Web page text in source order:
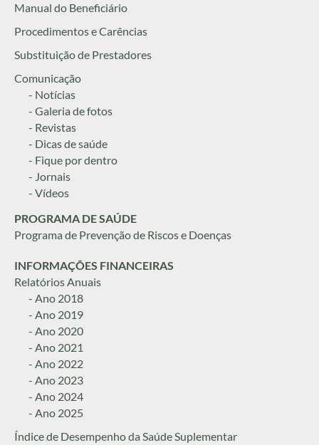
Manual do Beneficiário
Procedimentos e Carências
Substituição de Prestadores
Comunicação
- Notícias
- Galeria de fotos
- Revistas
- Dicas de saúde
- Fique por dentro
- Jornais
- Vídeos
PROGRAMA DE SAÚDE
Programa de Prevenção de Riscos e Doenças
INFORMAÇÕES FINANCEIRAS
Relatórios Anuais
- Ano 2018
- Ano 2019
- Ano 2020
- Ano 2021
- Ano 2022
- Ano 2023
- Ano 2024
- Ano 2025
Índice de Desempenho da Saúde Suplementar